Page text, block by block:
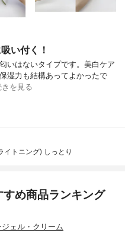
い付く！
いはないタイプです。美白ケア
湿力も結構あってよかったで
きを見る
イトニング) しっとり
め商品ランキング
ェル・クリーム